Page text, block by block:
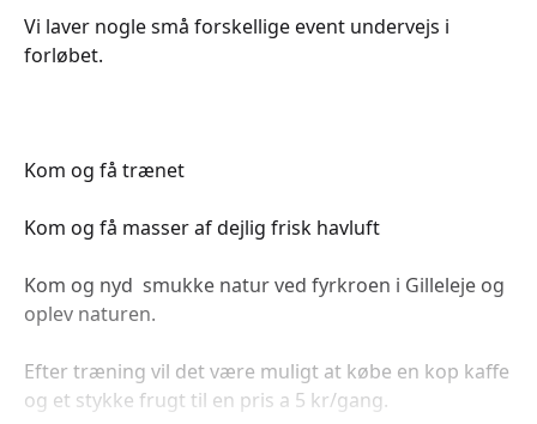
Vi laver nogle små forskellige event undervejs i
forløbet.
Kom og få trænet
Kom og få masser af dejlig frisk havluft
Kom og nyd smukke natur ved fyrkroen i Gilleleje og
oplev naturen.
Efter træning vil det være muligt at købe en kop kaffe
og et stykke frugt til en pris a 5 kr/gang.